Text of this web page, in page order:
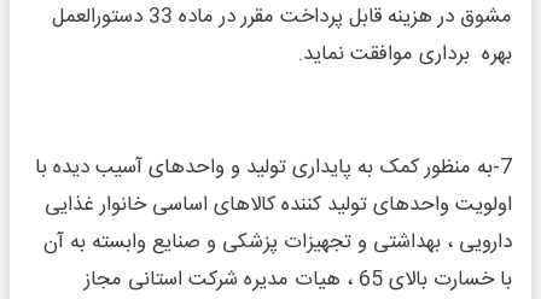
مشوق در هزینه قابل پرداخت مقرر در ماده 33 دستورالعمل
بهره برداری موافقت نماید.
7-به منظور کمک به پایداری تولید و واحدهای آسیب دیده با
اولویت واحدهای تولید کننده کالاهای اساسی خانوار غذایی
دارویی ، بهداشتی و تجهیزات پزشکی و صنایع وابسته به آن
با خسارت بالای 65 ، هیات مدیره شرکت استانی مجاز